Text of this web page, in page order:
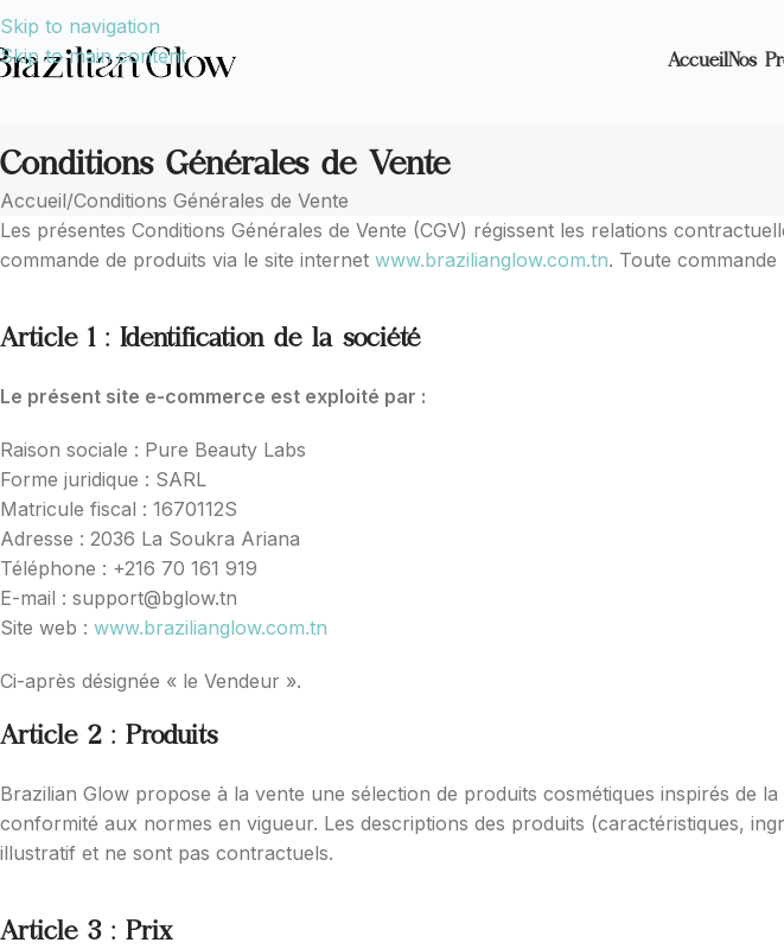
Skip to navigation
Skip to main content
AccueilNos
Conditions Générales de Vente
Accueil Conditions Générales de Vente
Les présentes Conditions Générales de Vente (CGV) régissent les relations
commande de produits via le site internet www.brazilianglow.com.tn. Toute commande
Article 1 : Identification de la société
Le présent site e-commerce est exploité par :
Raison sociale : Pure Beauty Labs
Forme juridique : SARL
Matricule fiscal : 1670112S
Adresse : 2036 La Soukra Ariana
Téléphone : +216 70 161 919
E-mail : support@bglow.tn
Site web : www.brazilianglow.com.tn
Ci-après désignée « le Vendeur ».
Article 2 : Produits
Brazilian Glow propose à la vente une sélection de produits cosmétiques inspirés de
conformité aux normes en vigueur. Les descriptions des produits (caractéristiques,
illustratif et ne sont pas contractuels.
Article 3 : Prix